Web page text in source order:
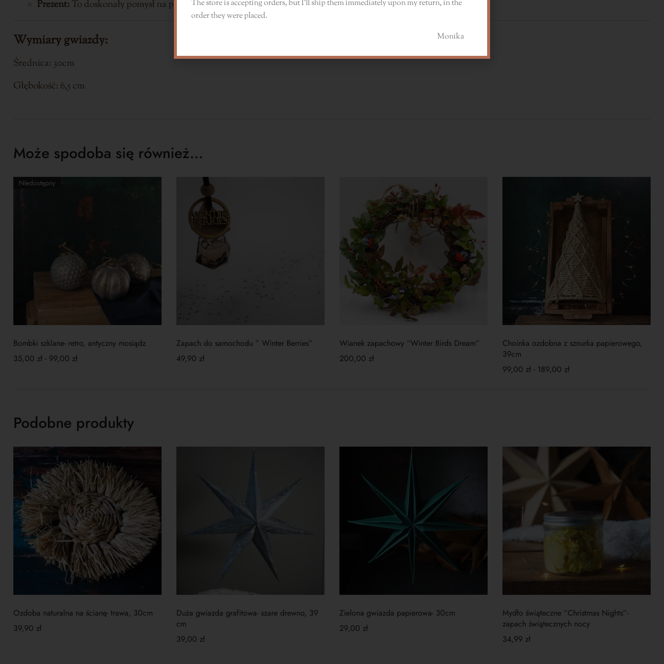
Prezent:To doskonały pomysł na prezent dla osób ceniących sobie oryginalne i ekologiczne rozwiązania.
Wymiary gwiazdy:
Średnica: 30cm
Głębokość: 6,5 cm
Może spodoba się również…
NIedostępny
Bombki szklane- retro, antyczny mosiądz
35,00 zł - 99,00 zł
Zapach do samochodu ” Winter Berries”
49,90 zł
Wianek zapachowy “Winter Birds Dream”
200,00 zł
Choinka ozdobna z sznurka papierowego,
39cm
99,00 zł - 189,00 zł
Podobne produkty
Ozdoba naturalna na ścianę- trawa, 30cm
39,90 zł
Duża gwiazda grafitowa- szare drewno, 39
cm
39,00 zł
Zielona gwiazda papierowa- 30cm
29,00 zł
Mydło świąteczne “Christmas Nights”-
zapach świątecznych nocy
34,99 zł
The store is accepting orders, but I’ll ship them immediately upon my return, in the
order they were placed.
Monika